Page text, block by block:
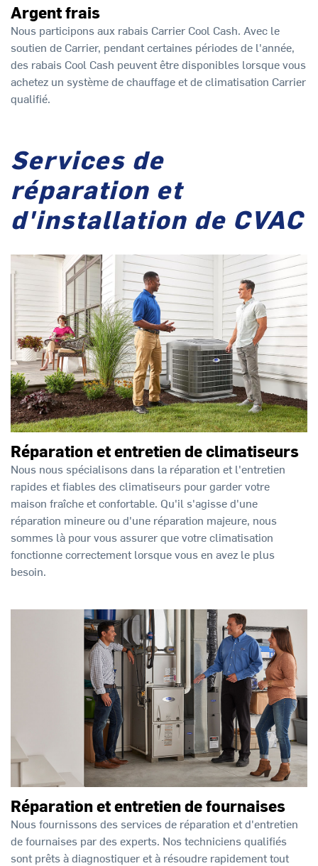
Argent frais
Nous participons aux rabais Carrier Cool Cash. Avec le
soutien de Carrier, pendant certaines périodes de l'année,
des rabais Cool Cash peuvent être disponibles lorsque vous
achetez un système de chauffage et de climatisation Carrier
qualifié.
Services de
réparation et
d'installation de CVAC
Réparation et entretien de climatiseurs
Nous nous spécialisons dans la réparation et l'entretien
rapides et fiables des climatiseurs pour garder votre
maison fraîche et confortable. Qu'il s'agisse d'une
réparation mineure ou d'une réparation majeure, nous
sommes là pour vous assurer que votre climatisation
fonctionne correctement lorsque vous en avez le plus
besoin.
Réparation et entretien de fournaises
Nous fournissons des services de réparation et d'entretien
de fournaises par des experts. Nos techniciens qualifiés
sont prêts à diagnostiquer et à résoudre rapidement tout